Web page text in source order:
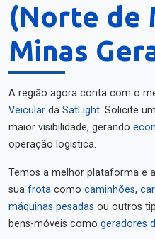
(Norte de
Minas
A região agora conta com o
Veicular da SatLight. Solicite um
maior visibilidade, gerando
operação logística.
Temos a melhor plataforma e
sua frota como caminhões,
máquinas pesadas ou outros
bens-móveis como geradores